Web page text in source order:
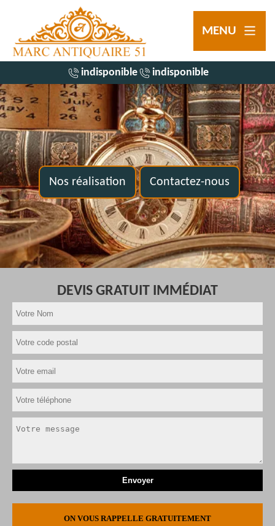
MENU
indisponible indisponible
Nos réalisation Contactez-nous
DEVIS GRATUIT IMMÉDIAT
ON VOUS RAPPELLE GRATUITEMENT